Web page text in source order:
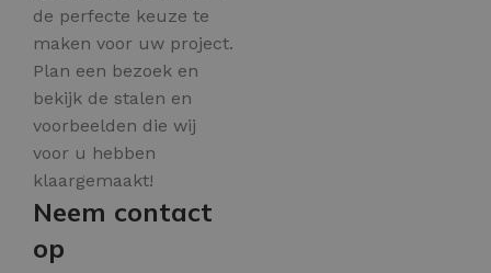
de perfecte keuze te
maken voor uw project.
Plan een bezoek en
bekijk de stalen en
voorbeelden die wij
voor u hebben
klaargemaakt!
Neem contact
op